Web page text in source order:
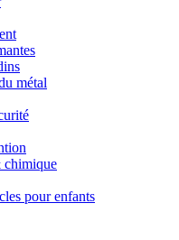
métal
chimique
pour enfants